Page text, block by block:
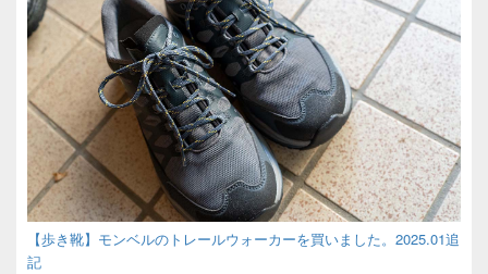
【歩き靴】モンベルのトレールウォーカーを買いました。2025.01追
記